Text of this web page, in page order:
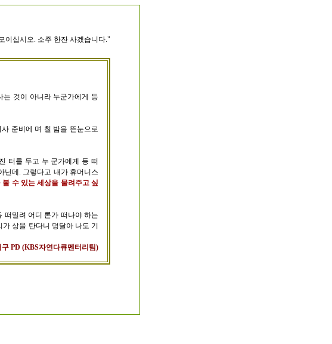
이십시오. 소주 한잔 사겠습니다."
것이 아니라 누군가에게 등
준비에 며 칠 밤을 뜬눈으로
터를 두고 누 군가에게 등 떠
닌데. 그렇다고 내가 휴머니스
수 있는 세상을 물려주고 싶
떠밀려 어디 론가 떠나야 하는
상을 탄다니 덩달아 나도 기
구 PD (KBS자연다큐멘터리팀)